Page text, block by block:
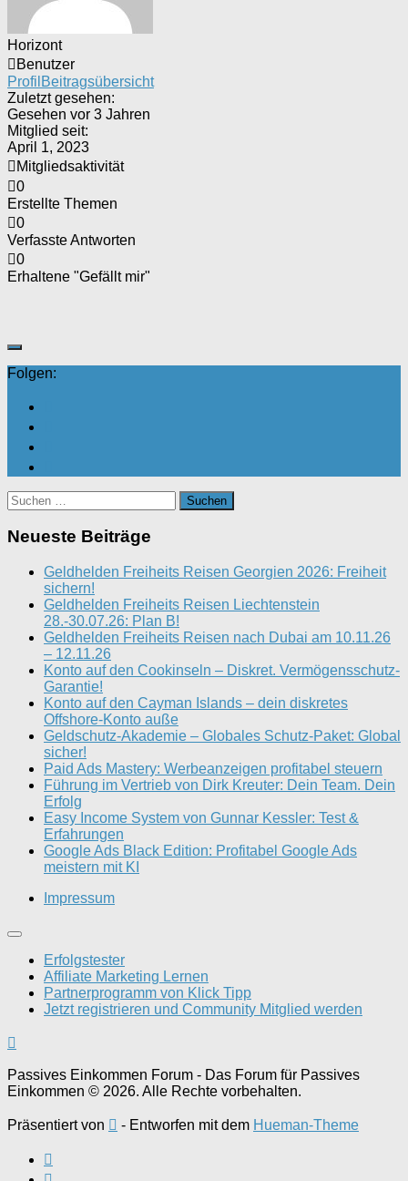
Horizont
Benutzer
Profil Beitragsübersicht
Zuletzt gesehen:
Gesehen vor 3 Jahren
Mitglied seit:
April 1, 2023
Mitgliedsaktivität
0
Erstellte Themen
0
Verfasste Antworten
0
Erhaltene "Gefällt mir"
Folgen:
Suchen
nach:
Neueste Beiträge
Geldhelden Freiheits Reisen Georgien 2026: Freiheit
sichern!
Geldhelden Freiheits Reisen Liechtenstein
28.-30.07.26: Plan B!
Geldhelden Freiheits Reisen nach Dubai am 10.11.26
– 12.11.26
Konto auf den Cookinseln – Diskret. Vermögensschutz-
Garantie!
Konto auf den Cayman Islands – dein diskretes
Offshore-Konto auße
Geldschutz-Akademie – Globales Schutz-Paket: Global
sicher!
Paid Ads Mastery: Werbeanzeigen profitabel steuern
Führung im Vertrieb von Dirk Kreuter: Dein Team. Dein
Erfolg
Easy Income System von Gunnar Kessler: Test &
Erfahrungen
Google Ads Black Edition: Profitabel Google Ads
meistern mit KI
Impressum
Erfolgstester
Affiliate Marketing Lernen
Partnerprogramm von Klick Tipp
Jetzt registrieren und Community Mitglied werden
Passives Einkommen Forum - Das Forum für Passives
Einkommen © 2026. Alle Rechte vorbehalten.
Präsentiert von - Entworfen mit dem Hueman-Theme